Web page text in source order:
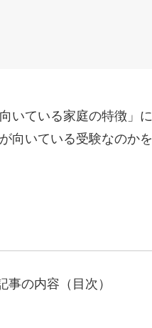
いている家庭の特徴」に
いている受験なのか
事の内容（目次）